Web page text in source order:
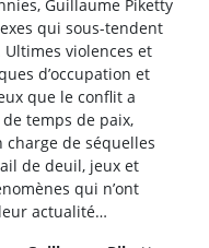
Guillaume Piketty
qui sous-tendent
violences et
d’occupation et
que le conflit a
temps de paix,
de séquelles
de deuil, jeux et
qui n’ont
actualité…